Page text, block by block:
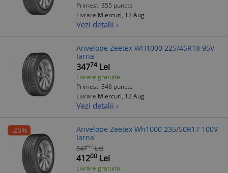
Primesti 355 puncte
Livrare Miercuri, 12 Aug
Vezi detalii ›
Anvelope Zeetex WH1000 225/45R18 95V
Iarna
34774 Lei
Livrare gratuita
Primesti 348 puncte
Livrare Miercuri, 12 Aug
Vezi detalii ›
-25%
Anvelope Zeetex Wh1000 235/50R17 100V
Iarna
54797 Lei
41200 Lei
Livrare gratuita